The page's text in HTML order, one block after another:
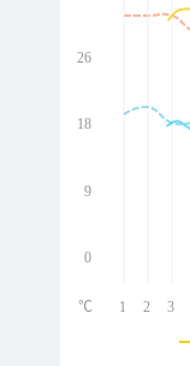
26
18
9
0
1 2 3
℃